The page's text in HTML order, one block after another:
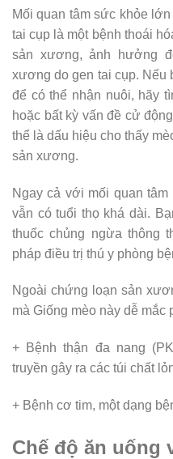
Mối quan tâm sức khỏe
tai cụp là một bệnh thoái
sản xương, ảnh hưởng
xương do gen tai cụp. Nếu
để có thể nhận nuôi, hãy
hoặc bất kỳ vấn đề cử
thể là dấu hiệu cho thấy
sản xương.
Ngay cả với mối quan
vẫn có tuổi thọ khá dài.
thuốc chủng ngừa thông
pháp điều trị thú y phòng
Ngoài chứng loạn sản
mà Giống mèo này dễ mắc
+ Bệnh thận đa nang
truyền gây ra các túi chất
+ Bệnh cơ tim, một dạng
Chế độ ăn uống